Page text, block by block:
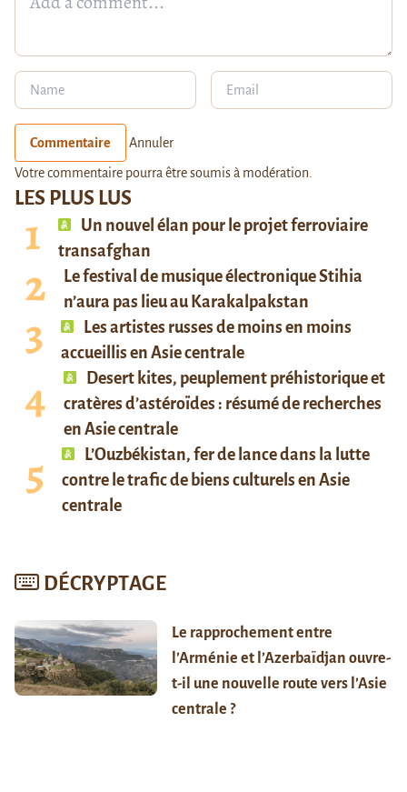
LES PLUS LUS
Un nouvel élan pour le projet ferroviaire
transafghan
Le festival de musique électronique Stihia
n’aura pas lieu au Karakalpakstan
Les artistes russes de moins en moins
accueillis en Asie centrale
Desert kites, peuplement préhistorique et
cratères d’astéroïdes : résumé de recherches
en Asie centrale
L’Ouzbékistan, fer de lance dans la lutte
contre le trafic de biens culturels en Asie
centrale
DÉCRYPTAGE
Le rapprochement entre
l’Arménie et l’Azerbaïdjan ouvre-
t-il une nouvelle route vers l’Asie
centrale ?
Commentaire Annuler
Votre commentaire pourra être soumis à modération.